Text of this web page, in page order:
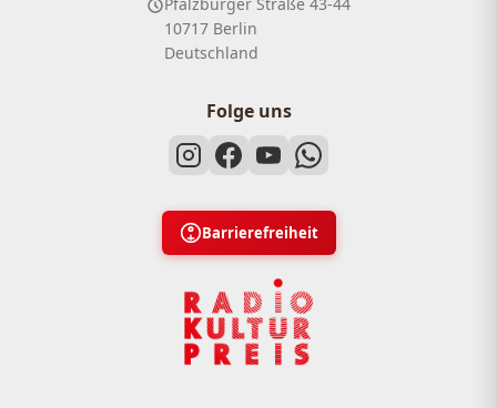
10717 Berlin
Deutschland
Folge uns
Barrierefreiheit